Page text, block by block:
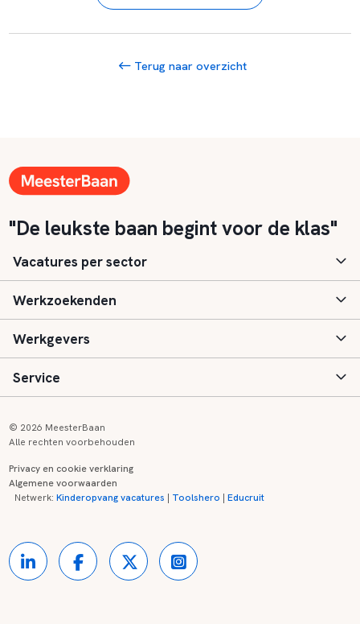
Terug naar overzicht
"De leukste baan begint voor de klas"
Vacatures per sector
Basisonderwijs
Speciaal (basis) onderwijs
Voortgezet onderwijs
Kinderopvang
Werkzoekenden
Aanmelden
Vacatures
Zij-instroom informatie
Onderwijsregio's
Werkgevers
Inloggen
Registreren
Contact
Service
Onderwijs links
Partners
© 2026 MeesterBaan
Alle rechten voorbehouden
Privacy en cookie verklaring
Algemene voorwaarden
Netwerk:Kinderopvang vacatures | Toolshero |Educruit